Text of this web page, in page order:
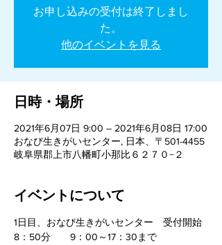
お申し込みの受付は終了しまし
た。
他のイベントを見る
日時・場所
2021年6月07日 9:00 – 2021年6月08日 17:00
おなび生きがいセンター, 日本、〒501-4455
岐阜県郡上市八幡町小那比６２７０−２
イベントについて
1日目、おなび生きがいセンター　受付開始
8：50分　　9：00～17：30まで